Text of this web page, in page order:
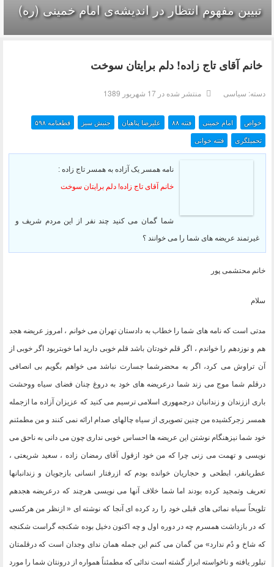
تبیین مفهوم انتظار در اندیشه‌ی امام خمینی (ره)
خانم آقای تاج زاده! دلم برایتان سوخت
دسته: سیاسی منتشر شده در 17 شهریور 1389
خواص امام خمینی فتنه ۸۸ علیرضا پناهیان جنبش سبز
قطعنامه ۵۹۸
فتنه خوانی
تحمیلگری
نامه همسر یک آزاده به همسر تاج زاده:
خانم آقای تاج زاده! دلم برایتان سوخت
شما گمان می کنید چند نفر از این مردم شریف و
غیرتمند عریضه های شما را می خوانند ؟
خانم محتشمی پور
سلام
مدتی است که نامه های شما را خطاب به دادستان تهران می خوانم ، امروز عریضه هجد
هم و نوزدهم را خواندم ، اگر قلم خودتان باشد قلم خوبی دارید اما خوبتربود اگر خوبی از
آن تراوش می کرد، اگر به محضرشما جسارت نباشد می خواهم بگویم بی انصافی
درقلم شما موج می زند شما درعریضه های خود به دروغ چنان فضای سیاه ووحشت
باری اززندان و زندانبان درجمهوری اسلامی ترسیم می کنید که عزیزان آزاده ما ازجمله
همسر زجرکشیده من چنین تصویری از سیاه چالهای صدام ارائه نمی کنند و من مطمئنم
خود شما نیزهنگام نوشتن این عریضه ها احساس خوبی نداری چون می دانی به ناحق می
نویسی و تهمت می زنی چرا که من خود ازقول آقای رمضان زاده ، سعید شریعتی ،
عطریانفر، ابطحی و حجاریان خوانده بودم که ازرفتار انسانی بازجویان و زندانبانها
تعریف وتمجید کرده بودند اما شما خلاف آنها می نویسی هرچند که درعریضه هجدهم
تلویحاً سیاه نمائی های قبلی خود را رد کرده ای آنجا که نوشته ای « ازنظر من هرکسی
که در بازداشت همسرم چه در دوره اول و چه اکنون دخیل بوده شکنجه گراست شکنجه
که شاخ و دُم ندارد» من گمان می کنم این جمله همان ندای وجدان است که درقلمتان
تبلور یافته و ناخواسته ابراز گشته است ندائی که مطمئناً همواره از درونتان شما را مورد